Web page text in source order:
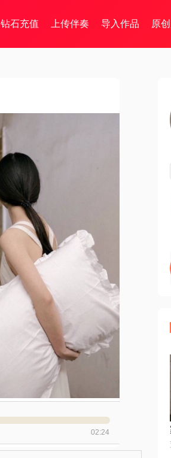
钻石充值 上传伴奏 导入作品 原
02:24